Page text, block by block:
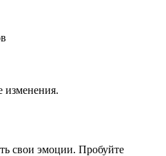
изменения.
свои эмоции. Пробуйте